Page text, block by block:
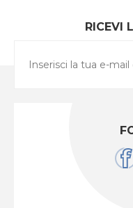
RICEVI